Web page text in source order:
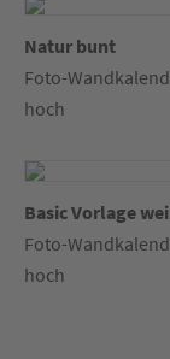
Natur bunt
Foto-
hoch
Basic Vorlage
Foto-
hoch